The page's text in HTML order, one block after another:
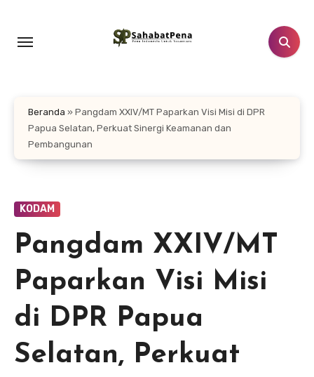
konten
Beranda » Pangdam XXIV/MT Paparkan Visi Misi di DPR
Papua Selatan, Perkuat Sinergi Keamanan dan
Pembangunan
KODAM
Pangdam XXIV/MT
Paparkan Visi Misi
di DPR Papua
Selatan, Perkuat